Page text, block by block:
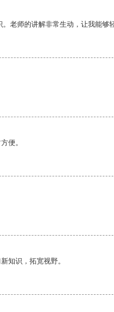
老师的讲解非常生动，让我能够
便。
知识，拓宽视野。